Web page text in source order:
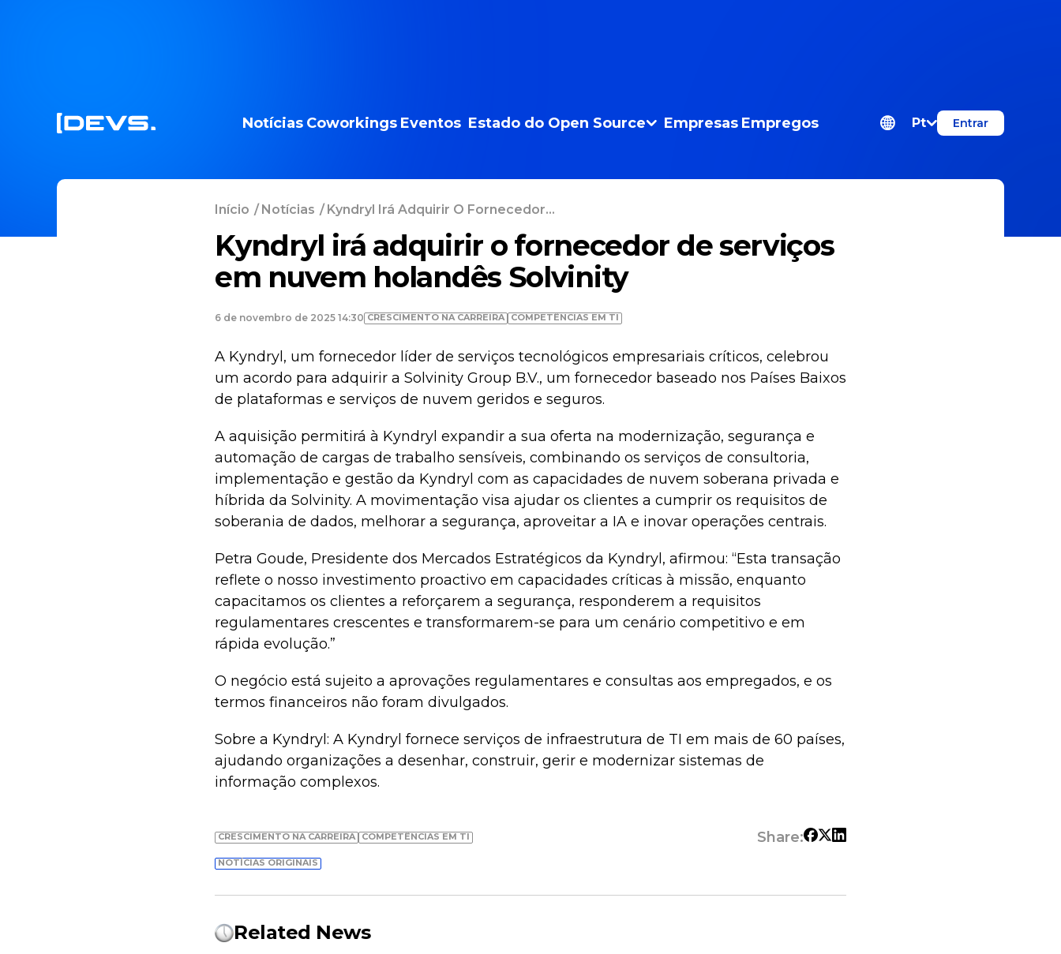
Notícias Coworkings Eventos Estado do Open Source Empresas Empregos Pt Entrar
Início /Notícias / Kyndryl Irá Adquirir O Fornecedor...
Kyndryl irá adquirir o fornecedor de serviços
em nuvem holandês Solvinity
6 de novembro de 2025 14:30 CRESCIMENTO NA CARREIRA COMPETÊNCIAS EM TI
A Kyndryl, um fornecedor líder de serviços tecnológicos empresariais críticos, celebrou
um acordo para adquirir a Solvinity Group B.V., um fornecedor baseado nos Países Baixos
de plataformas e serviços de nuvem geridos e seguros.
A aquisição permitirá à Kyndryl expandir a sua oferta na modernização, segurança e
automação de cargas de trabalho sensíveis, combinando os serviços de consultoria,
implementação e gestão da Kyndryl com as capacidades de nuvem soberana privada e
híbrida da Solvinity. A movimentação visa ajudar os clientes a cumprir os requisitos de
soberania de dados, melhorar a segurança, aproveitar a IA e inovar operações centrais.
Petra Goude, Presidente dos Mercados Estratégicos da Kyndryl, afirmou: “Esta transação
reflete o nosso investimento proactivo em capacidades críticas à missão, enquanto
capacitamos os clientes a reforçarem a segurança, responderem a requisitos
regulamentares crescentes e transformarem-se para um cenário competitivo e em
rápida evolução.”
O negócio está sujeito a aprovações regulamentares e consultas aos empregados, e os
termos financeiros não foram divulgados.
Sobre a Kyndryl: A Kyndryl fornece serviços de infraestrutura de TI em mais de 60 países,
ajudando organizações a desenhar, construir, gerir e modernizar sistemas de
informação complexos.
CRESCIMENTO NA CARREIRA COMPETÊNCIAS EM TI Share:
NOTÍCIAS ORIGINAIS
Related News